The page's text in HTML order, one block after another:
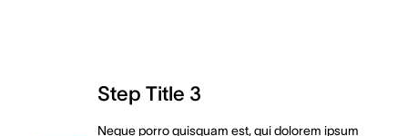
Step Title 3
Neque porro quisquam est, qui dolorem ipsum